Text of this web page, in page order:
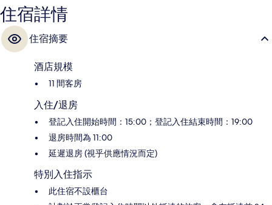
住宿詳情
住宿摘要
酒店規模
11 間客房
入住/退房
登記入住開始時間：15:00；登記入住結束時間：19:00
退房時間為 11:00
延遲退房 (視乎供應情況而定)
特別入住指示
此住宿不設櫃台